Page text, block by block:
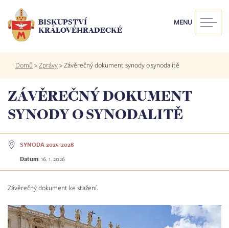
hlavnímu
obsahu
BISKUPSTVÍ
KRÁLOVÉHRADECKÉ
MENU
Drobečková
navigace
Domů >Zprávy>Závěrečný dokument synody o synodalitě
ZÁVĚREČNÝ DOKUMENT
SYNODY O SYNODALITĚ
SYNODA 2025-2028
Datum: 16. 1. 2026
Závěrečný dokument ke stažení.